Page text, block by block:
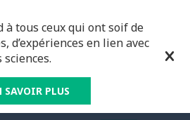
à tous ceux qui ont soif de
d’expériences en lien avec
sciences.
SAVOIR PLUS